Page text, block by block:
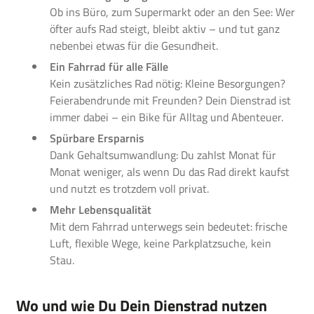
Ob ins Büro, zum Supermarkt oder an den See: Wer
öfter aufs Rad steigt, bleibt aktiv – und tut ganz
nebenbei etwas für die Gesundheit.
Ein Fahrrad für alle Fälle
Kein zusätzliches Rad nötig: Kleine Besorgungen?
Feierabendrunde mit Freunden? Dein Dienstrad ist
immer dabei – ein Bike für Alltag und Abenteuer.
Spürbare Ersparnis
Dank Gehaltsumwandlung: Du zahlst Monat für
Monat weniger, als wenn Du das Rad direkt kaufst
und nutzt es trotzdem voll privat.
Mehr Lebensqualität
Mit dem Fahrrad unterwegs sein bedeutet: frische
Luft, flexible Wege, keine Parkplatzsuche, kein
Stau.
Wo und wie Du Dein Dienstrad nutzen